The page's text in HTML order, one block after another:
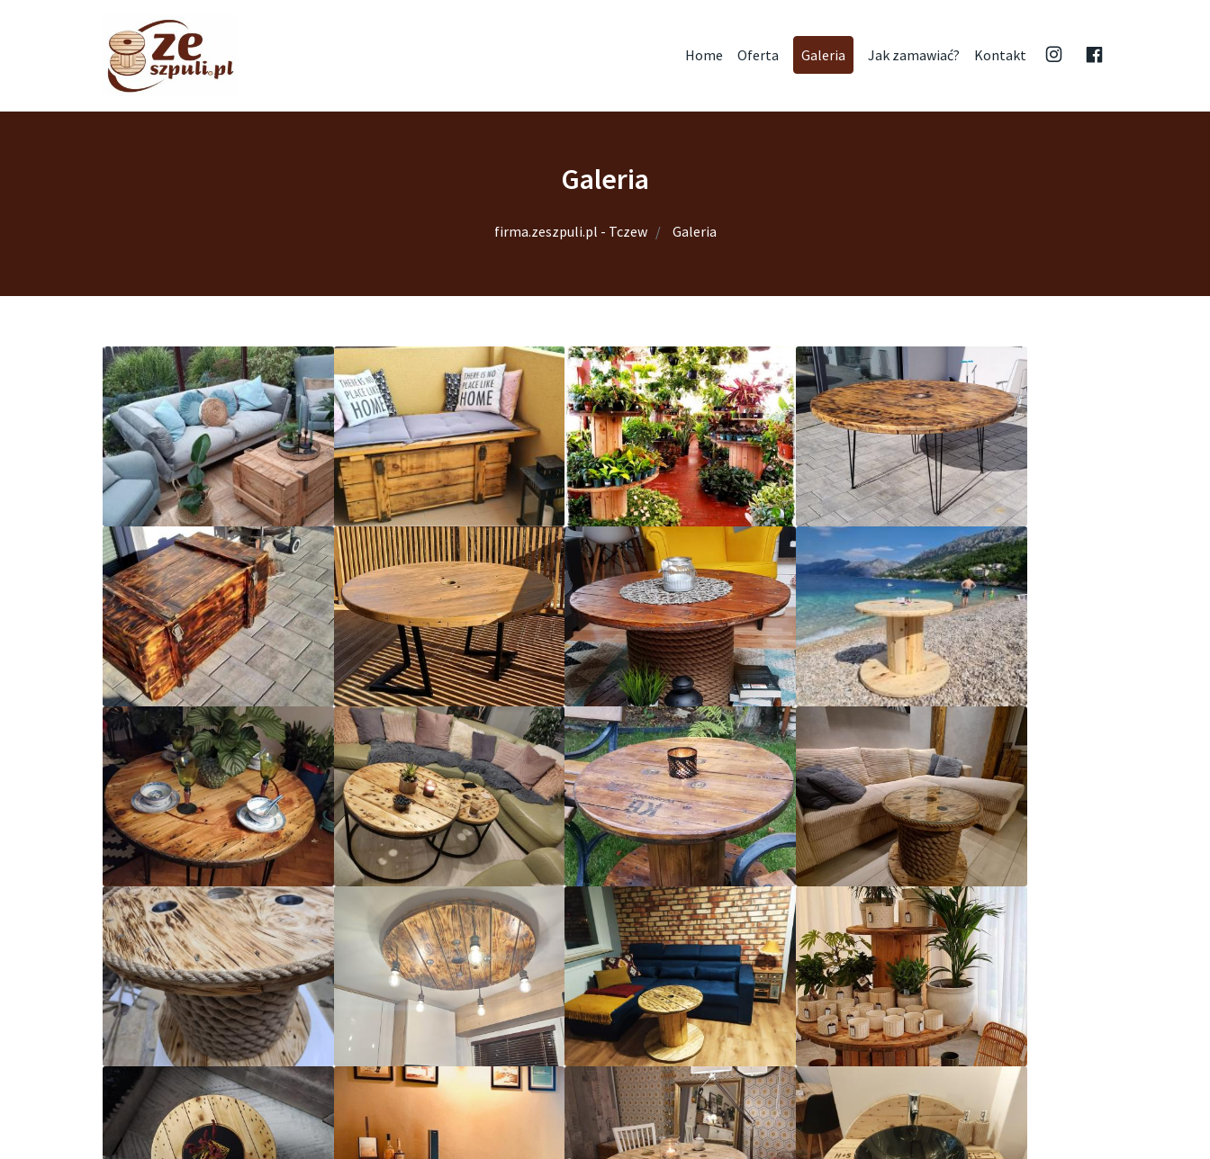
Home Oferta Galeria Jak zamawiać? Kontakt
Galeria
firma.zeszpuli.pl - Tczew Galeria